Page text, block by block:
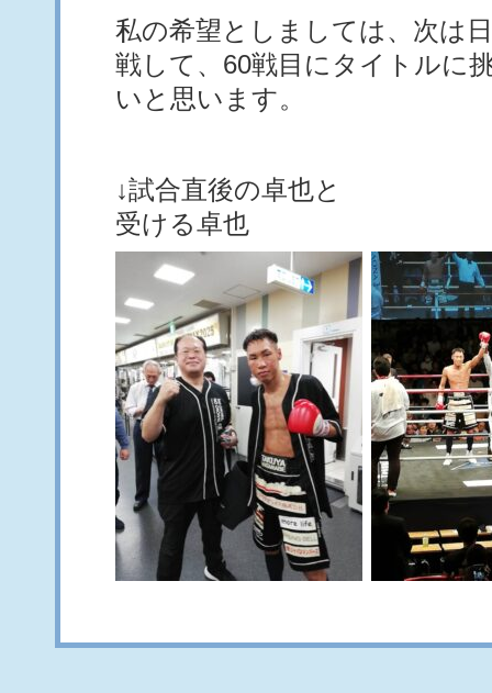
私の希望としましては、次は
戦して、60戦目にタイトルに
いと思います。
↓試合直後の卓也と ↓
受ける卓也